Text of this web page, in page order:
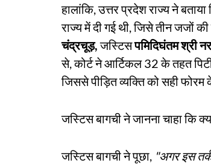
हालांकि, उत्तर प्रदेश राज्य ने
राज्य में दी गई थी, जिसे तीन
चंद्रचूड़,जस्टिसपमिदिघंतम श्री
से, कोर्ट ने आर्टिकल 32 के तहत
जिससे पीड़ित व्यक्ति को सही
जस्टिस बागची ने जानना चाहा कि
जस्टिस बागची ने पूछा, "अगर इस